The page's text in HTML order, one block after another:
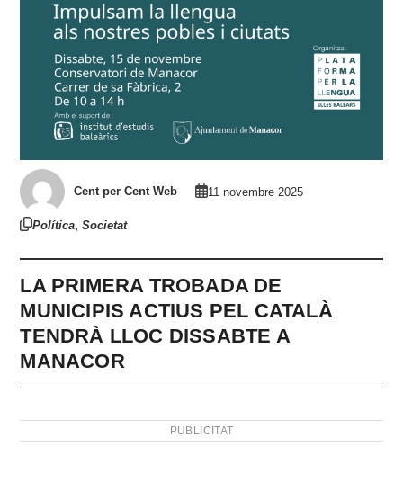
Cent per Cent Web 11 novembre 2025
Política,Societat
LA PRIMERA TROBADA DE
MUNICIPIS ACTIUS PEL CATALÀ
TENDRÀ LLOC DISSABTE A
MANACOR
PUBLICITAT